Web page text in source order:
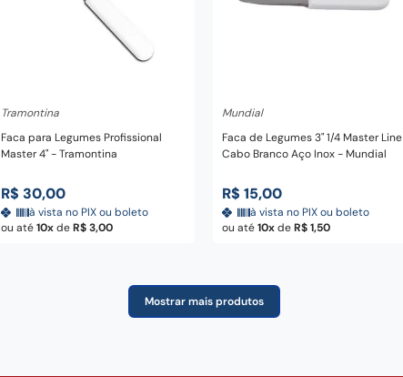
Tramontina
Faca para Legumes Profissional
Master 4" - Tramontina
R$ 30,00
à vista no PIX ou boleto
ou até10 deR$ 3,00
Mundial
Faca de Legumes 3" 1/4 Master Line
Cabo Branco Aço Inox - Mundial
R$ 15,00
à vista no PIX ou boleto
ou até10 deR$ 1,50